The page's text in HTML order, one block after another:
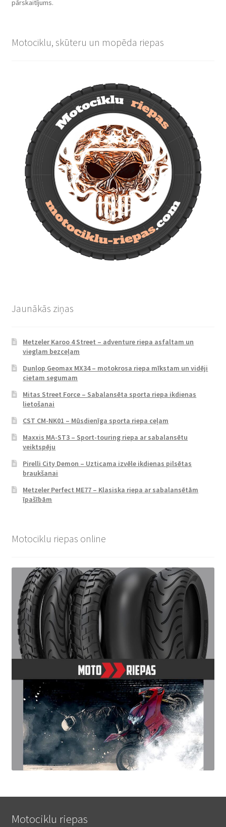
pārskaitījums.
Motociklu, skūteru un mopēda riepas
Jaunākās ziņas
Metzeler Karoo 4 Street – adventure riepa asfaltam un
vieglam bezceļam
Dunlop Geomax MX34 – motokrosa riepa mīkstam un vidēji
cietam segumam
Mitas Street Force – Sabalansēta sporta riepa ikdienas
lietošanai
CST CM-NK01 – Mūsdienīga sporta riepa ceļam
Maxxis MA-ST3 – Sport-touring riepa ar sabalansētu
veiktspēju
Pirelli City Demon – Uzticama izvēle ikdienas pilsētas
braukšanai
Metzeler Perfect ME77 – Klasiska riepa ar sabalansētām
īpašībām
Motociklu riepas online
Motociklu riepas